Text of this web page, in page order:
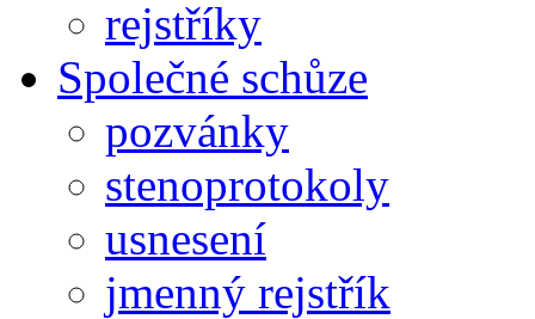
rejstříky
Společné schůze
pozvánky
stenoprotokoly
usnesení
jmenný rejstřík